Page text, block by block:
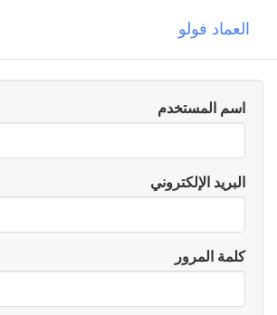
العماد فولو
اسم المستخدم
البريد الإلكتروني
كلمة المرور